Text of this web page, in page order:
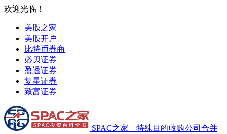
欢迎光临！
美股之家
美股开户
比特币券商
必贝证券
盈透证券
复星证券
致富证券
SPAC之家 – 特殊目的收购公司合并